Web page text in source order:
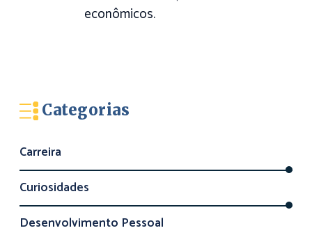
econômicos.
Categorias
Carreira
Curiosidades
Desenvolvimento Pessoal